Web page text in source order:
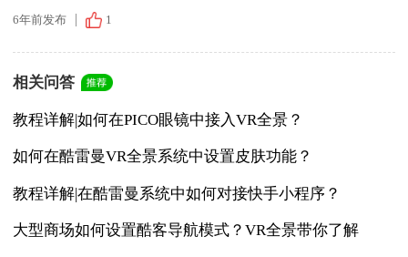
6年前发布 1
相关问答
教程详解|如何在PICO眼镜中接入VR全景？
如何在酷雷曼VR全景系统中设置皮肤功能？
教程详解|在酷雷曼系统中如何对接快手小程序？
大型商场如何设置酷客导航模式？VR全景带你了解